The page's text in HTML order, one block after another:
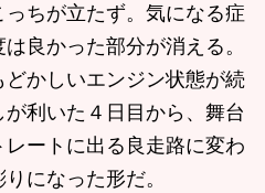
ちが立たず。気になる症
良かった部分が消える。
かしいエンジン状態が続
利いた４日目から、舞台
ートに出る良走路に変わ
になった形だ。